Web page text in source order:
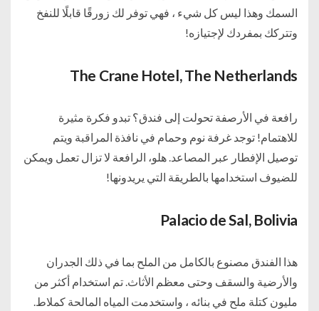
السمك وهذا ليس كل شيء ، فهي توفر لك زورقًا قابلًا للنفخ
وتتركك بمفردك لإجتيازه!
The Crane Hotel, The Netherlands
رافعة في الأرصفة تحولت إلى فندق؟ تبدو فكرة مثيرة
للاهتمام! توجد غرفة نوم وحمام في نافذة المراقبة ويتم
توصيل الإفطار عبر المصاعد. هلو، الرافعة لا تزال تعمل ويمكن
للضيوف استخدامها بالطريقة التي يريدونها!
Palacio de Sal, Bolivia
هذا الفندق مصنوع بالكامل من الملح بما في ذلك الجدران
والأرضية والسقف وحتى معظم الأثاث. تم استخدام أكثر من
مليون كتلة ملح في بنائه ، واستخدمت المياه المالحة كملاط.